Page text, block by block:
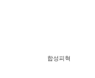
합성피혁